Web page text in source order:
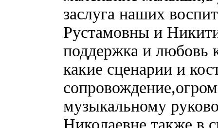
заслуга наших
Рустамовны и
поддержка и любовь
какие сценарии и
музыкальному
Николаевне,также в